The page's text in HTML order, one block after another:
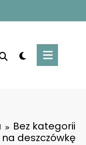
Bez kategorii
deszczówkę